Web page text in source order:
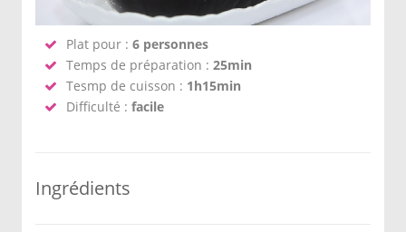
Plat pour : 6 personnes
Temps de préparation : 25min
Tesmp de cuisson : 1h15min
Difficulté : facile
Ingrédients